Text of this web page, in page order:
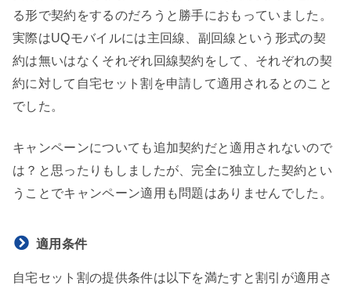
る形で契約をするのだろうと勝手におもっていました。
実際はUQモバイルには主回線、副回線という形式の契
約は無いはなくそれぞれ回線契約をして、それぞれの契
約に対して自宅セット割を申請して適用されるとのこと
でした。
キャンペーンについても追加契約だと適用されないので
は？と思ったりもしましたが、完全に独立した契約とい
うことでキャンペーン適用も問題はありませんでした。
適用条件
自宅セット割の提供条件は以下を満たすと割引が適用さ